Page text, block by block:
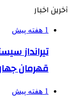
آخرین اخبار
1 هفته پیش
تیرانداز
قهرمان
1 هفته پیش